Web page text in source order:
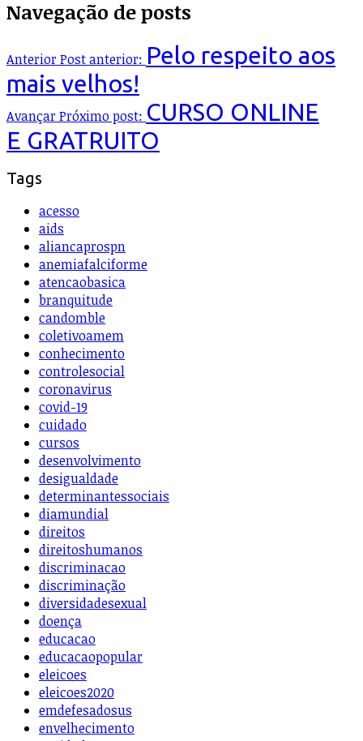
Navegação de posts
AnteriorPost anterior: Pelo respeito aos
mais velhos!
AvançarPróximo post: CURSO ONLINE
E GRATRUITO
Tags
acesso
aids
aliancaprospn
anemiafalciforme
atencaobasica
branquitude
candomble
coletivoamem
conhecimento
controlesocial
coronavirus
covid-19
cuidado
cursos
desenvolvimento
desigualdade
determinantessociais
diamundial
direitos
direitoshumanos
discriminacao
discriminação
diversidadesexual
doença
educacao
educacaopopular
eleicoes
eleicoes2020
emdefesadosus
envelhecimento